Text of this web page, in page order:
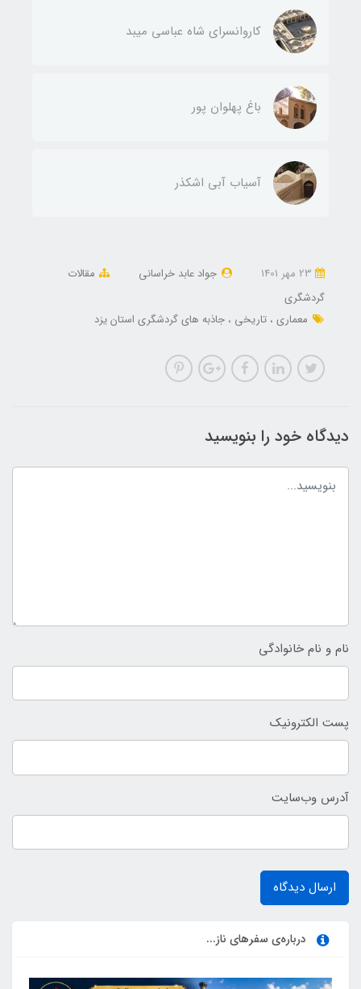
کاروانسرای شاه عباسی میبد
باغ پهلوان پور
آسیاب آبی اشکذر
جواد عابد خراسانی
مقالات
گردشگری
معماری تاریخی جاذبه های گردشگری استان یزد
دیدگاه خود را بنویسید
نام و نام خانوادگی
پست الکترونیک
آدرس وب‌سایت
ارسال دیدگاه
درباره‌ی سفرهای ناز...